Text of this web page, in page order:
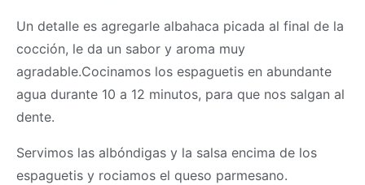
Un detalle es agregarle albahaca picada al final de la
cocción, le da un sabor y aroma muy
agradable.Cocinamos los espaguetis en abundante
agua durante 10 a 12 minutos, para que nos salgan al
dente.
Servimos las albóndigas y la salsa encima de los
espaguetis y rociamos el queso parmesano.